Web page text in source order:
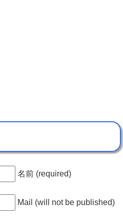
名前 (required)
Mail (will not be published)